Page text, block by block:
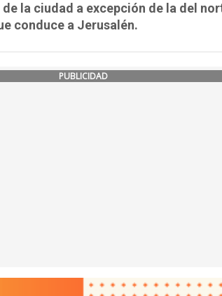
la ciudad a excepción de la del
conduce a Jerusalén.
PUBLICIDAD